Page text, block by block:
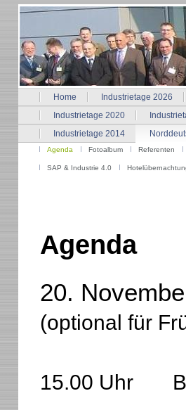
Home Industrietage 2026
Industrietage 2020
Industrietage 2014
Agenda Fotoalbum Referenten
SAP & Industrie 4.0
Agenda
20.
(optional für
15.00 Uhr